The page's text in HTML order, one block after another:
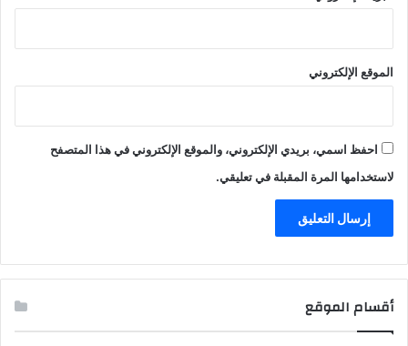
الموقع الإلكتروني
احفظ اسمي، بريدي الإلكتروني، والموقع الإلكتروني في هذا المتصفح
لاستخدامها المرة المقبلة في تعليقي.
أقسام الموقع